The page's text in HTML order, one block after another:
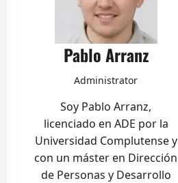
Pablo Arranz
Administrator
Soy Pablo Arranz,
licenciado en ADE por la
Universidad Complutense y
con un máster en Dirección
de Personas y Desarrollo